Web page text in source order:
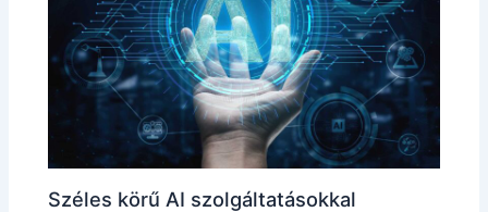
Széles körű AI szolgáltatásokkal